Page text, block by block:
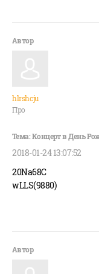
hlrshcju
Про
2018-01-24 13:07:52
20Na68C
wLLS(9880)